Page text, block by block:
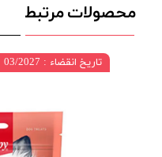
محصولات مرتبط
تاریخ انقضاء : 03/2027